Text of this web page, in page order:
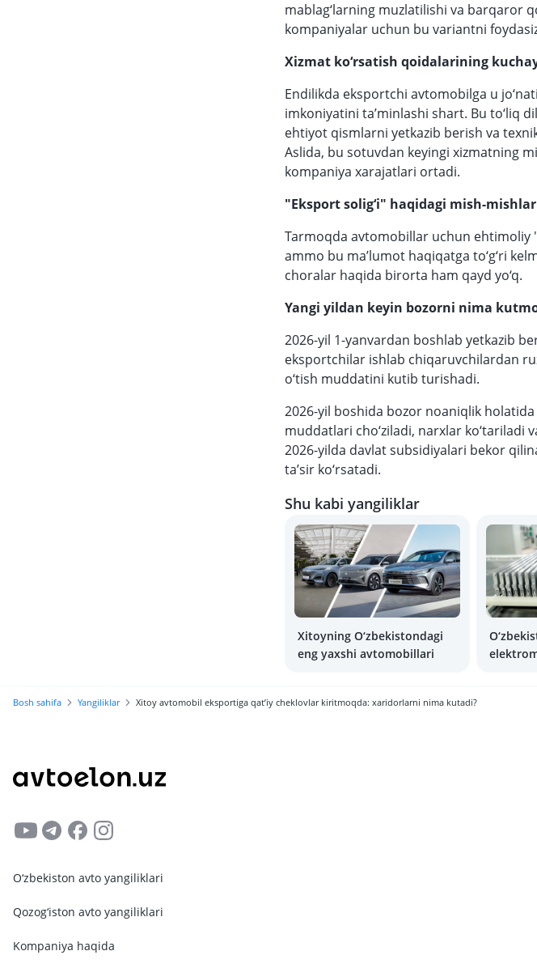
mablag‘larning muzlatilishi va barqaror
kompaniyalar uchun bu variantni
Xizmat ko‘rsatish qoidalarining
Endilikda eksportchi avtomobilga u
imkoniyatini ta’minlashi shart. Bu to‘liq
ehtiyot qismlarni yetkazib berish va
Aslida, bu sotuvdan keyingi xizmatning
kompaniya xarajatlari ortadi.
"Eksport solig‘i" haqidagi mish-mishlar
Tarmoqda avtomobillar uchun ehtimoliy
ammo bu ma’lumot haqiqatga to‘g‘ri
choralar haqida birorta ham qayd yo‘q.
Yangi yildan keyin bozorni nima
2026-yil 1-yanvardan boshlab yetkazib
eksportchilar ishlab chiqaruvchilardan
o‘tish muddatini kutib turishadi.
2026-yil boshida bozor noaniqlik
muddatlari cho‘ziladi, narxlar ko‘tariladi
2026-yilda davlat subsidiyalari bekor
ta’sir ko‘rsatadi.
Shu kabi yangiliklar
Xitoyning O‘zbekistondagi
eng yaxshi avtomobillari
Bosh sahifa Yangiliklar Xitoy avtomobil eksportiga qat’iy cheklovlar kiritmoqda: xaridorlarni nima kutadi?
O‘zbekiston avto yangiliklari
Qozog‘iston avto yangiliklari
Kompaniya haqida